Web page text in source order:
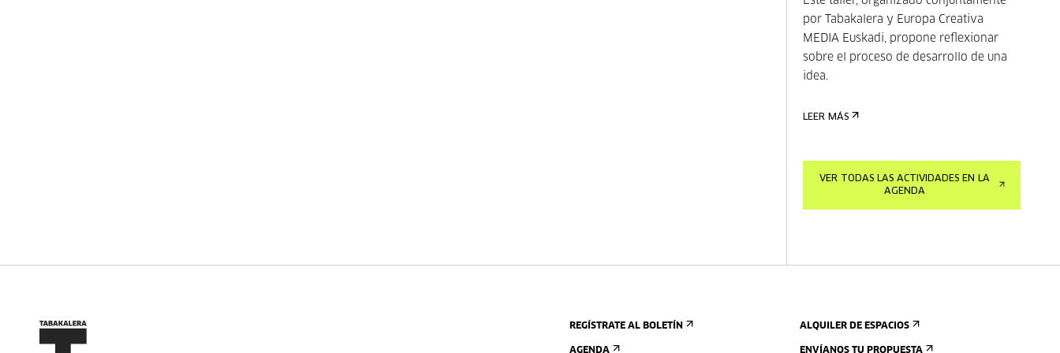
por Tabakalera y Europa Creativa
MEDIA Euskadi, propone reflexionar
sobre el proceso de desarrollo de una
idea.
LEER MÁS
VER TODAS LAS ACTIVIDADES EN LA
AGENDA
REGÍSTRATE AL BOLETÍN
AGENDA
ALQUILER DE ESPACIOS
ENVÍANOS TU PROPUESTA